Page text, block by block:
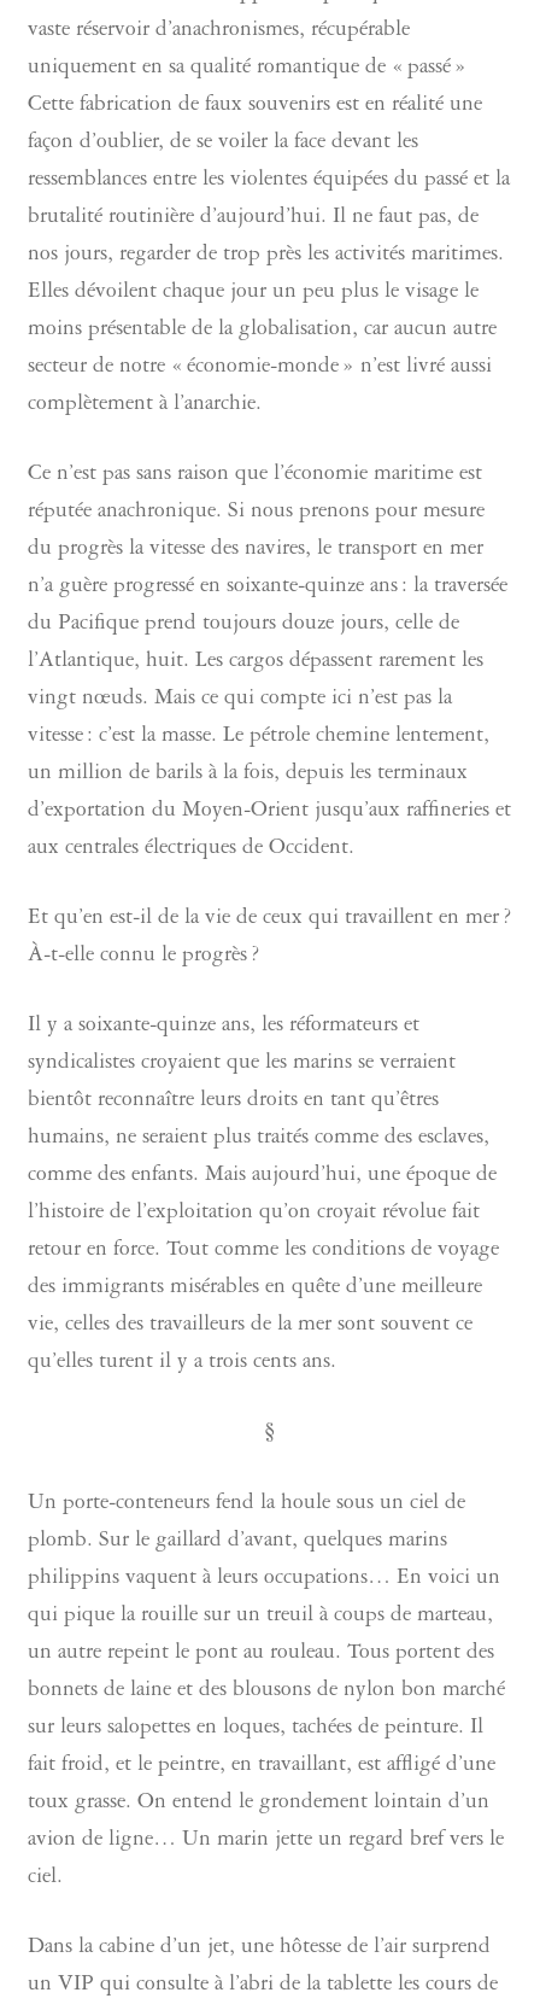
vaste réservoir d’anachronismes, récupérable
uniquement en sa qualité romantique de « passé »
Cette fabrication de faux souvenirs est en réalité une
façon d’oublier, de se voiler la face devant les
ressemblances entre les violentes équipées du passé et la
brutalité routinière d’aujourd’hui. Il ne faut pas, de
nos jours, regarder de trop près les activités maritimes.
Elles dévoilent chaque jour un peu plus le visage le
moins présentable de la globalisation, car aucun autre
secteur de notre « économie-monde » n’est livré aussi
complètement à l’anarchie.
Ce n’est pas sans raison que l’économie maritime est
réputée anachronique. Si nous prenons pour mesure
du progrès la vitesse des navires, le transport en mer
n’a guère progressé en soixante-quinze ans : la traversée
du Pacifique prend toujours douze jours, celle de
l’Atlantique, huit. Les cargos dépassent rarement les
vingt nœuds. Mais ce qui compte ici n’est pas la
vitesse : c’est la masse. Le pétrole chemine lentement,
un million de barils à la fois, depuis les terminaux
d’exportation du Moyen-Orient jusqu’aux raffineries et
aux centrales électriques de Occident.
Et qu’en est-il de la vie de ceux qui travaillent en mer ?
À-t-elle connu le progrès ?
Il y a soixante-quinze ans, les réformateurs et
syndicalistes croyaient que les marins se verraient
bientôt reconnaître leurs droits en tant qu’êtres
humains, ne seraient plus traités comme des esclaves,
comme des enfants. Mais aujourd’hui, une époque de
l’histoire de l’exploitation qu’on croyait révolue fait
retour en force. Tout comme les conditions de voyage
des immigrants misérables en quête d’une meilleure
vie, celles des travailleurs de la mer sont souvent ce
qu’elles turent il y a trois cents ans.
§
Un porte-conteneurs fend la houle sous un ciel de
plomb. Sur le gaillard d’avant, quelques marins
philippins vaquent à leurs occupations… En voici un
qui pique la rouille sur un treuil à coups de marteau,
un autre repeint le pont au rouleau. Tous portent des
bonnets de laine et des blousons de nylon bon marché
sur leurs salopettes en loques, tachées de peinture. Il
fait froid, et le peintre, en travaillant, est affligé d’une
toux grasse. On entend le grondement lointain d’un
avion de ligne… Un marin jette un regard bref vers le
ciel.
Dans la cabine d’un jet, une hôtesse de l’air surprend
un VIP qui consulte à l’abri de la tablette les cours de